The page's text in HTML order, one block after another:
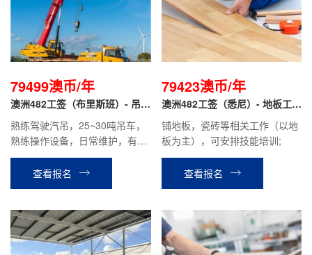
79499澳币/年
澳洲482工签（布里斯班）- 吊车
熟练驾驶汽吊，25~30吨吊车，
熟练操作设备，日常维护，有驾
照
查看报名
79423澳币/年
澳洲482工签（悉尼）- 地板工/
铺地板，瓷砖等相关工作（以地
板为主），可安排技能培训;
查看报名